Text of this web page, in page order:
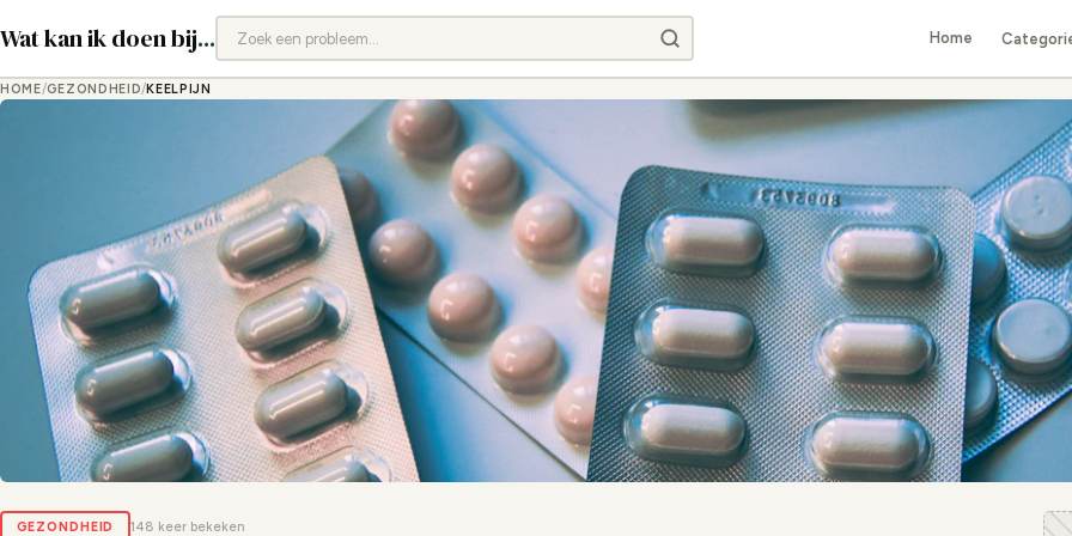
Wat kan ik doen bij... Home
HOME/GEZONDHEID/KEELPIJN
GEZONDHEID 148 keer bekeken